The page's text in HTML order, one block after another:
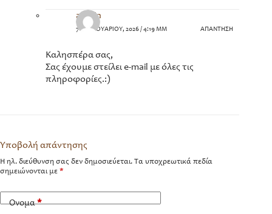
admin
7 ΦΕΒΡΟΥΑΡΊΟΥ, 2026 / 4:19 ΜΜ ΑΠΆΝΤΗΣΗ
Καλησπέρα σας,
Σας έχουμε στείλει e-mail με όλες τις
πληροφορίες.:)
Υποβολή απάντησης
Η ηλ. διεύθυνση σας δεν δημοσιεύεται. Τα υποχρεωτικά πεδία
σημειώνονται με *
Όνομα*